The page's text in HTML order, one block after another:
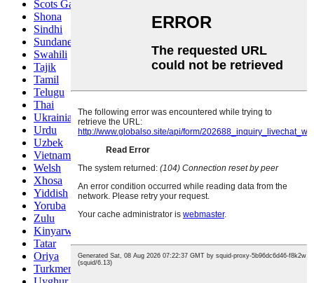
Scots Gaelic
Shona
Sindhi
Sundanese
Swahili
Tajik
Tamil
Telugu
Thai
Ukrainian
Urdu
Uzbek
Vietnamese
Welsh
Xhosa
Yiddish
Yoruba
Zulu
Kinyarwanda
Tatar
Oriya
Turkmen